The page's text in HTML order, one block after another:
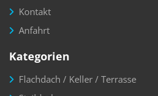
Kontakt
Anfahrt
Kategorien
Flachdach / Keller / Terrasse